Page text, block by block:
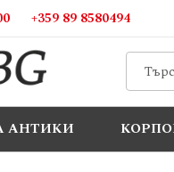
+359 89 8580494
АНТИКИ